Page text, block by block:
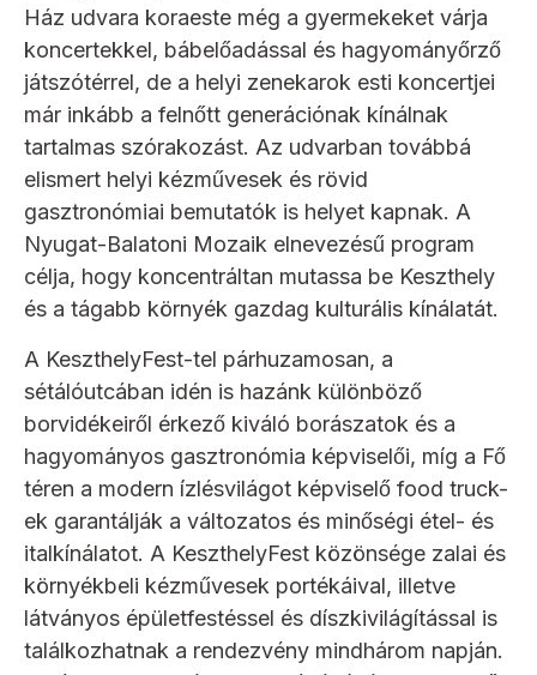
Ház udvara koraeste még a gyermekeket várja
koncertekkel, bábelőadással és hagyományőrző
játszótérrel, de a helyi zenekarok esti koncertjei
már inkább a felnőtt generációnak kínálnak
tartalmas szórakozást. Az udvarban továbbá
elismert helyi kézművesek és rövid
gasztronómiai bemutatók is helyet kapnak. A
Nyugat-Balatoni Mozaik elnevezésű program
célja, hogy koncentráltan mutassa be Keszthely
és a tágabb környék gazdag kulturális kínálatát.
A KeszthelyFest-tel párhuzamosan, a
sétálóutcában idén is hazánk különböző
borvidékeiről érkező kiváló borászatok és a
hagyományos gasztronómia képviselői, míg a Fő
téren a modern ízlésvilágot képviselő food truck-
ek garantálják a változatos és minőségi étel- és
italkínálatot. A KeszthelyFest közönsége zalai és
környékbeli kézművesek portékáival, illetve
látványos épületfestéssel és díszkivilágítással is
találkozhatnak a rendezvény mindhárom napján.